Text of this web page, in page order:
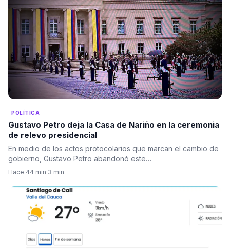
POLÍTICA
Gustavo Petro deja la Casa de Nariño en la ceremonia
de relevo presidencial
En medio de los actos protocolarios que marcan el cambio de
gobierno, Gustavo Petro abandonó este…
Hace 44 min·3 min